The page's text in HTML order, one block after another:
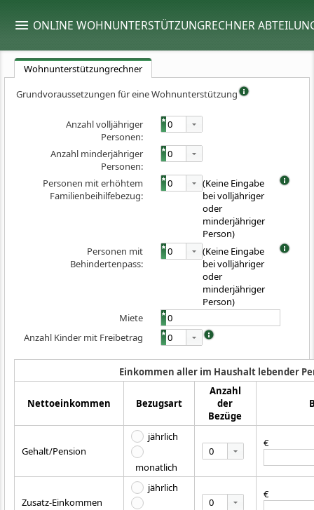
ONLINE WOHNUNTERSTÜTZUNGRECHNER
Wohnunterstützungrechner
Grundvoraussetzungen für eine Wohnunterstützung
Anzahl volljähriger
Personen:
0
Anzahl minderjähriger
Personen:
0
Personen mit erhöhtem
Familienbeihilfebezug:
0
(Keine Eingabe
bei volljähriger
oder
minderjähriger
Person)
Personen mit
Behindertenpass:
0
(Keine Eingabe
bei volljähriger
oder
minderjähriger
Person)
Miete
Anzahl Kinder mit Freibetrag
0
Einkommen aller im Haushalt lebender
Nettoeinkommen Bezugsart
Anzahl
der
Bezüge
Gehalt/Pension
jährlich
monatlich
0
€
Zusatz-Einkommen
jährlich
0
€